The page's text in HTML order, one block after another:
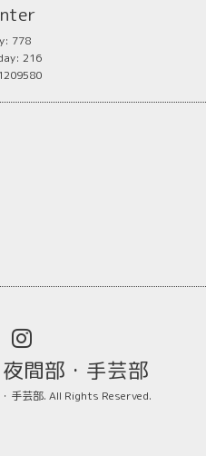
778
216
間部・手芸部
手芸部. All Rights Reserved.